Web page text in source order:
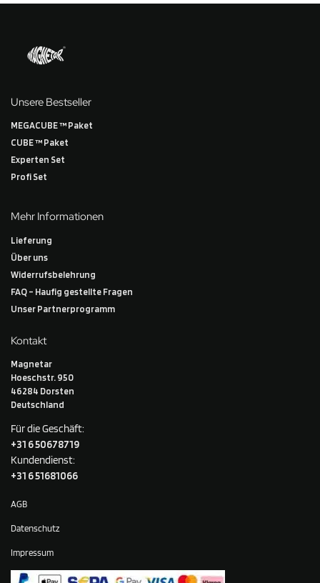
Unsere Bestseller
MEGACUBE ™ Paket
CUBE ™ Paket
Experten Set
Profi Set
Mehr Informationen
Lieferung
Über uns
Widerrufsbelehrung
FAQ – Haufig gestellte Fragen
Unser Partnerprogramm
Kontakt
Magnetar
Hoeschstr. 950
46284 Dorsten
Deutschland
Für die Geschäft:
+31 6 50678719
Kundendienst:
+31 6 51681066
AGB
Datenschutz
Impressum